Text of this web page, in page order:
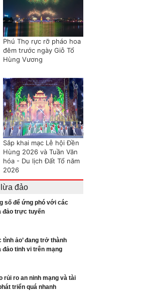
Phú Thọ rực rỡ pháo hoa
đêm trước ngày Giỗ Tổ
Hùng Vương
Sắp khai mạc Lễ hội Đền
Hùng 2026 và Tuần Văn
hóa - Du lịch Đất Tổ năm
2026
đảo
số để ứng phó với các
đảo trực tuyến
tình ảo’ đang trở thành
đảo tinh vi trên mạng
rủi ro an ninh mạng và tài
triển quá nhanh